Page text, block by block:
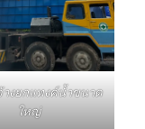
างยกแทงค์น้ำขนาด
ใหญ่